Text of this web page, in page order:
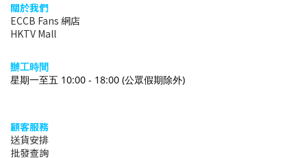
關於我們
ECCB Fans 網店
HKTV Mall
辦工時間
星期一至五 10:00 - 18:00 (公眾假期除外)
顧客服務
送貨安排
批發查詢